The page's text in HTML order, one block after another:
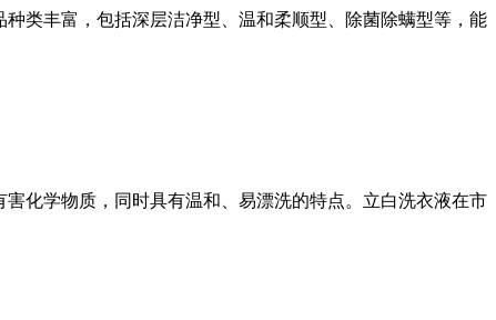
类丰富，包括深层洁净型、温和柔顺型、除菌除螨型等，能
化学物质，同时具有温和、易漂洗的特点。立白洗衣液在市